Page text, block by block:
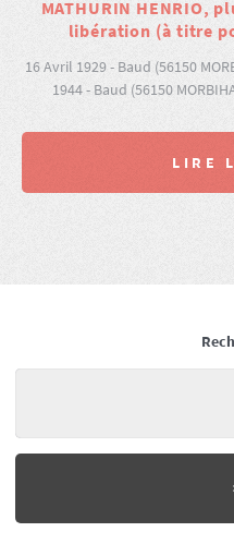
MATHURIN HENRIO,
libération (à titre
16 Avril 1929 - Baud (56150
1944 - Baud (56150
LIRE